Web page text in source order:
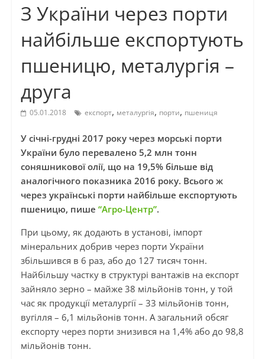
З України через порти
найбільше експортують
пшеницю, металургія –
друга
05.01.2018 експорт, металургія, порти, пшениця
У січні-грудні 2017 року через морські порти
України було перевалено 5,2 млн тонн
соняшникової олії, що на 19,5% більше від
аналогічного показника 2016 року. Всього ж
через українські порти найбільше експортують
пшеницю, пише “Агро-Центр”.
При цьому, як додають в установі, імпорт
мінеральних добрив через порти України
збільшився в 6 раз, або до 127 тисяч тонн.
Найбільшу частку в структурі вантажів на експорт
зайняло зерно – майже 38 мільйонів тонн, у той
час як продукції металургії – 33 мільйонів тонн,
вугілля – 6,1 мільйонів тонн. А загальний обсяг
експорту через порти знизився на 1,4% або до 98,8
мільйонів тонн.